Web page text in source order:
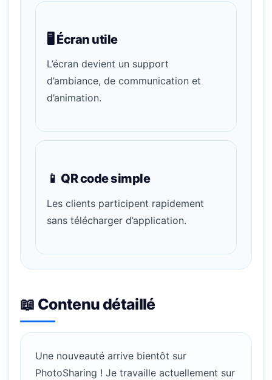
🖥️ Écran utile
L’écran devient un support
d’ambiance, de communication et
d’animation.
📱 QR code simple
Les clients participent rapidement
sans télécharger d’application.
📖 Contenu détaillé
Une nouveauté arrive bientôt sur
PhotoSharing ! Je travaille actuellement sur